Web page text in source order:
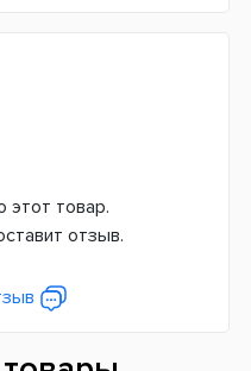
этот товар.
отзыв.